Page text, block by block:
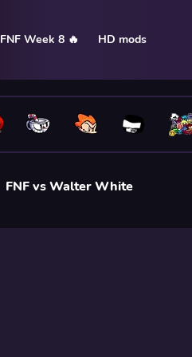
FNF Week 8 🔥 HD mods
FNF vs Walter White